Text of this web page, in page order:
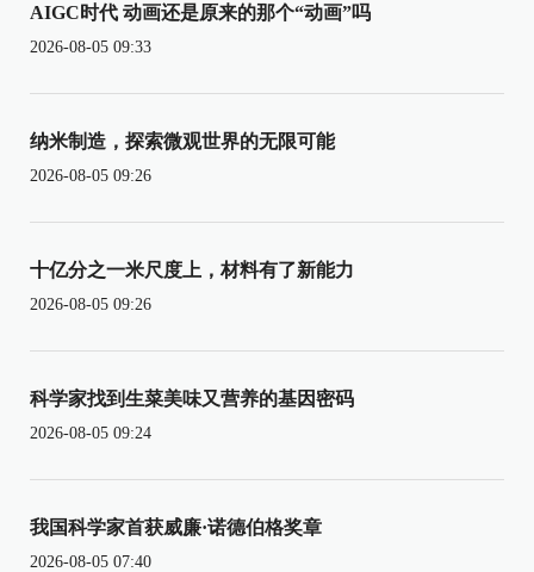
AIGC时代 动画还是原来的那个“动画”吗
2026-08-05 09:33
纳米制造，探索微观世界的无限可能
2026-08-05 09:26
十亿分之一米尺度上，材料有了新能力
2026-08-05 09:26
科学家找到生菜美味又营养的基因密码
2026-08-05 09:24
我国科学家首获威廉·诺德伯格奖章
2026-08-05 07:40